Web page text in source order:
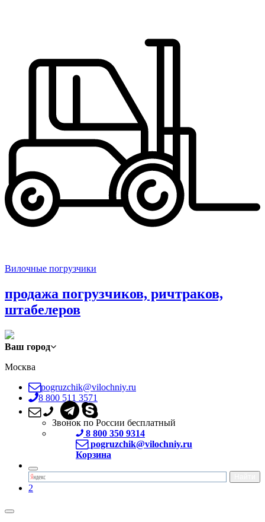
Вилочные погрузчики
продажа погрузчиков, ричтраков,
штабелеров
Ваш город
Москва
pogruzchik@vilochniy.ru
8 800 511 3571
Звонок по России бесплатный
8 800 350 9314
pogruzchik@vilochniy.ru
Корзина
2